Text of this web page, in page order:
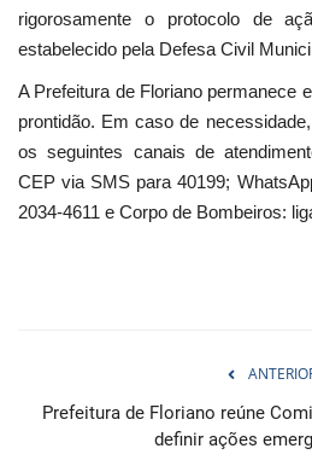
rigorosamente o protocolo de
estabelecido pela Defesa Civil
A Prefeitura de Floriano permanece
prontidão. Em caso de
os seguintes canais de
CEP via SMS para 40199;
2034-4611 e Corpo de Bombeiros:
Prefeitura de Floriano reúne
definir ações